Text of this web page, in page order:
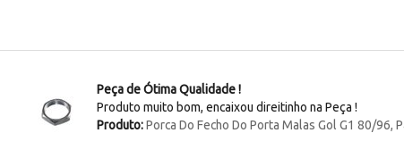
Peça de Ótima Qualidade !
Produto muito bom, encaixou direitinho na Peça !
Produto:Porca Do Fecho Do Porta Malas Gol G1 80/